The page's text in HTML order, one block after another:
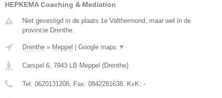
HEPKEMA Coaching & Mediation
Niet gevestigd in de plaats 1e Valthermond, maar wel in de
provincie Drenthe.
Drenthe » Meppel Google maps ▼
Carspel 6, 7943 LB Meppel (Drenthe)
Tel: 0620131208, Fax: 0842281638, KvK: -